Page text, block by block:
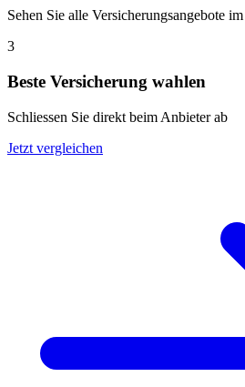
Sehen Sie alle Versicherungsangebote
3
Beste Versicherung wahlen
Schliessen Sie direkt beim Anbieter ab
Jetzt vergleichen